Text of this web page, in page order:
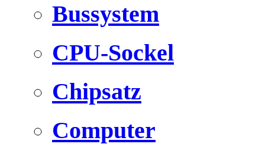
Bussystem
CPU-Sockel
Chipsatz
Computer